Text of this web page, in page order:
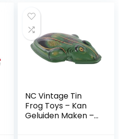
NC Vintage Tin
Frog Toys – Kan
Geluiden Maken –